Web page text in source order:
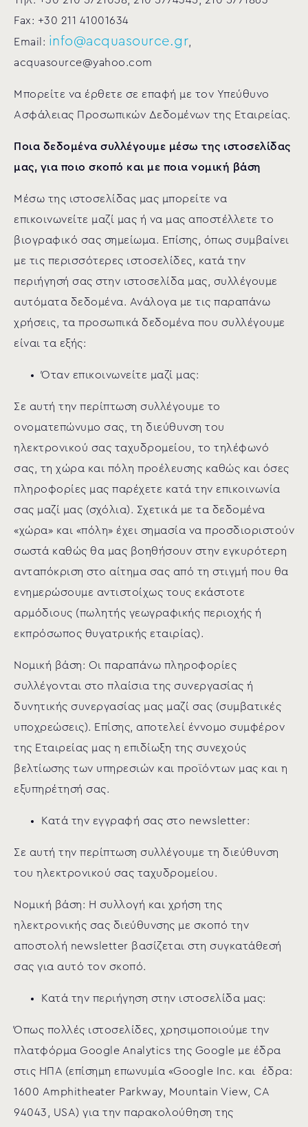
Fax: +30 211 41001634
Email: info@acquasource.gr
acquasource@yahoo.com
Μπορείτε να έρθετε σε επαφή με τον Υπεύθυνο
Ασφάλειας Προσωπικών Δεδομένων της Εταιρείας.
Ποια δεδομένα συλλέγουμε μέσω της ιστοσελίδας
μας, για ποιο σκοπό και με ποια νομική βάση
Μέσω της ιστοσελίδας μας μπορείτε να
επικοινωνείτε μαζί μας ή να μας αποστέλλετε το
βιογραφικό σας σημείωμα. Επίσης, όπως συμβαίνει
με τις περισσότερες ιστοσελίδες, κατά την
περιήγησή σας στην ιστοσελίδα μας, συλλέγουμε
αυτόματα δεδομένα. Ανάλογα με τις παραπάνω
χρήσεις, τα προσωπικά δεδομένα που συλλέγουμε
είναι τα εξής:
Όταν επικοινωνείτε μαζί μας:
Σε αυτή την περίπτωση συλλέγουμε το
ονοματεπώνυμο σας, τη διεύθυνση του
ηλεκτρονικού σας ταχυδρομείου, το τηλέφωνό
σας, τη χώρα και πόλη προέλευσης καθώς και όσες
πληροφορίες μας παρέχετε κατά την επικοινωνία
σας μαζί μας (σχόλια). Σχετικά με τα δεδομένα
«χώρα» και «πόλη» έχει σημασία να προσδιοριστούν
σωστά καθώς θα μας βοηθήσουν στην εγκυρότερη
ανταπόκριση στο αίτημα σας από τη στιγμή που θα
ενημερώσουμε αντιστοίχως τους εκάστοτε
αρμόδιους (πωλητής γεωγραφικής περιοχής ή
εκπρόσωπος θυγατρικής εταιρίας).
Νομική βάση: Οι παραπάνω πληροφορίες
συλλέγονται στο πλαίσια της συνεργασίας ή
δυνητικής συνεργασίας μας μαζί σας (συμβατικές
υποχρεώσεις). Επίσης, αποτελεί έννομο συμφέρον
της Εταιρείας μας η επιδίωξη της συνεχούς
βελτίωσης των υπηρεσιών και προϊόντων μας και η
εξυπηρέτησή σας.
Κατά την εγγραφή σας στο newsletter:
Σε αυτή την περίπτωση συλλέγουμε τη διεύθυνση
του ηλεκτρονικού σας ταχυδρομείου.
Νομική βάση: Η συλλογή και χρήση της
ηλεκτρονικής σας διεύθυνσης με σκοπό την
αποστολή newsletter βασίζεται στη συγκατάθεσή
σας για αυτό τον σκοπό.
Κατά την περιήγηση στην ιστοσελίδα μας:
Όπως πολλές ιστοσελίδες, χρησιμοποιούμε την
πλατφόρμα Google Analytics της Google με έδρα
στις ΗΠΑ (επίσημη επωνυμία «Google Inc. και έδρα:
1600 Amphitheater Parkway, Mountain View, CA
94043, USA) για την παρακολούθηση της